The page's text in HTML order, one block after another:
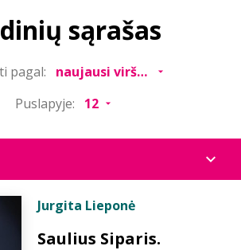
sąrašas
pagal:
Puslapyje:
Jurgita Lieponė
Saulius Siparis.